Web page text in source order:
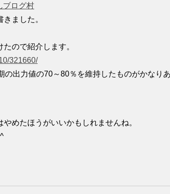
ブログ村
ました。
ので紹介します。
321660/
出力値の70～80％を維持したものがかなり
めたほうがいいかもしれませんね。